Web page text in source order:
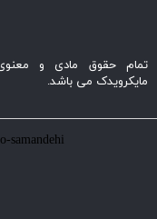
تمام حقوق مادی و
مایکرویدک می باشد.